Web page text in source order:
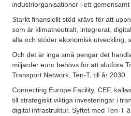
industriorganisationer i ett gemensamt
Starkt finansiellt stöd krävs för att
som är klimatneutralt, integrerat,
alla och stöder ekonomisk utveckling,
Och det är inga små pengar det
miljarder euro behövs för att slutföra
Transport Network, Ten-T, till år 2030.
Connecting Europe Facility, CEF,
till strategiskt viktiga investeringar i
digital infrastruktur. Syftet med Ten-T